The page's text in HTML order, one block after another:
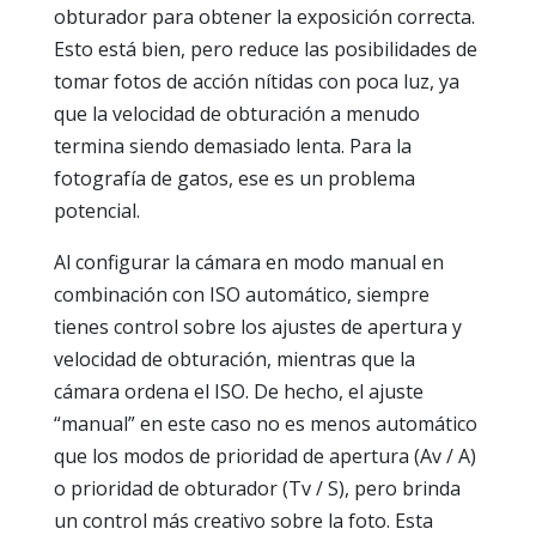
obturador para obtener la exposición correcta.
Esto está bien, pero reduce las posibilidades de
tomar fotos de acción nítidas con poca luz, ya
que la velocidad de obturación a menudo
termina siendo demasiado lenta. Para la
fotografía de gatos, ese es un problema
potencial.
Al configurar la cámara en modo manual en
combinación con ISO automático, siempre
tienes control sobre los ajustes de apertura y
velocidad de obturación, mientras que la
cámara ordena el ISO. De hecho, el ajuste
“manual” en este caso no es menos automático
que los modos de prioridad de apertura (Av / A)
o prioridad de obturador (Tv / S), pero brinda
un control más creativo sobre la foto. Esta